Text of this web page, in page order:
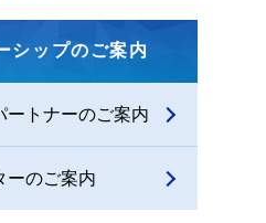
シップのご案内
ートナーのご案内
ーのご案内